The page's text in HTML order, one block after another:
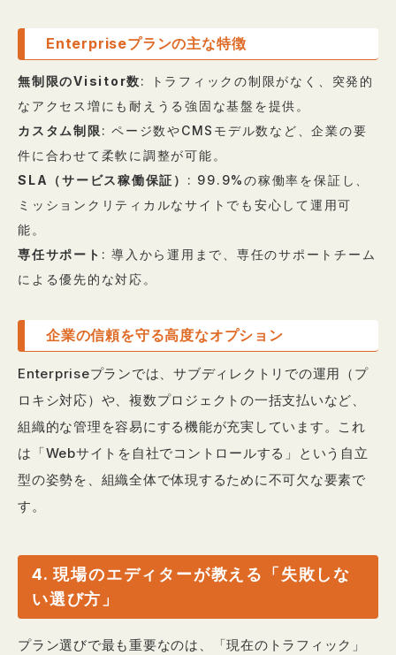
Enterpriseプランの主な特徴
無制限のVisitor数: トラフィックの制限がなく、突発的
なアクセス増にも耐えうる強固な基盤を提供。
カスタム制限 : ページ数やCMSモデル数など、企業の要
件に合わせて柔軟に調整が可能。
SLA（サービス稼働保証） : 99.9%の稼働率を保証し、
ミッションクリティカルなサイトでも安心して運用可
能。
専任サポート : 導入から運用まで、専任のサポートチーム
による優先的な対応。
企業の信頼を守る高度なオプション
Enterpriseプランでは、サブディレクトリでの運用（プ
ロキシ対応）や、複数プロジェクトの一括支払いなど、
組織的な管理を容易にする機能が充実しています。これ
は「Webサイトを自社でコントロールする」という自立
型の姿勢を、組織全体で体現するために不可欠な要素で
す。
4. 現場のエディターが教える「失敗しな
い選び方」
プラン選びで最も重要なのは、「現在のトラフィック」